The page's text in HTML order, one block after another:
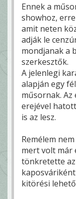
Ennek a
showhoz,
amit neten
adják le
mondjanak a
szerkesztők.
A jelenlegi
alapján egy
műsornak. Az
erejével
is az lesz.
Remélem
mert volt már
tönkretette az
kitörési